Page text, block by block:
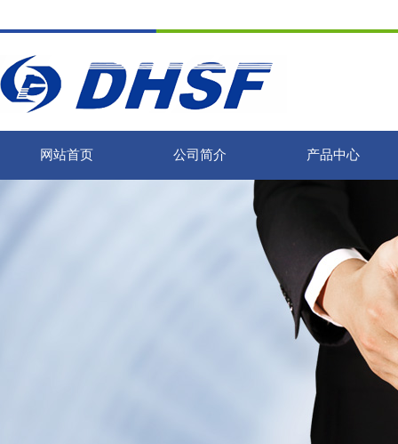
网站首页 公司简介 产品中心